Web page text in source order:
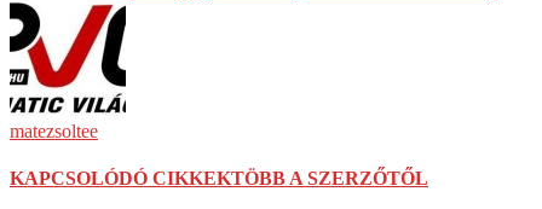
matezsoltee
KAPCSOLÓDÓ CIKKEKTÖBB A SZERZŐTŐL